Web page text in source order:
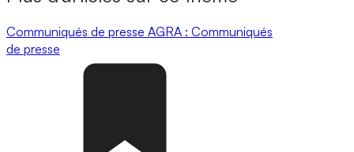
Communiqués de presse AGRA : Communiqués
de presse